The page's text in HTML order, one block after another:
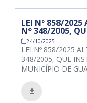
LEI Nº 858/2025
Nº 348/2005,
TRIBUTÁRIO DO
PARA
REFERENTE À
ISS, E
SOBRE A
PAGAMENTO
INDUSTRIAL E
24/10/2025
LEI Nº 858/2025
348/2005, QUE
MUNICÍPIO DE
TRIBUTÁRIA DO
DISPONDO SOBRE